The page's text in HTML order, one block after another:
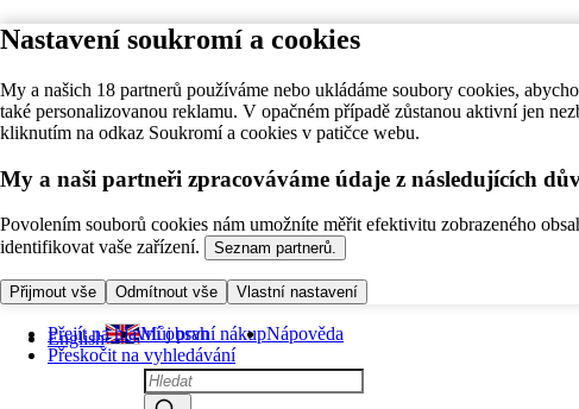
Nastavení soukromí a cookies
My a našich 18 partnerů používáme nebo ukládáme soubory cookies,
také personalizovanou reklamu. V opačném případě zůstanou aktivní jen
kliknutím na odkaz Soukromí a cookies v patičce webu.
My a naši partneři zpracováváme údaje z následujících
Povolením souborů cookies nám umožníte měřit efektivitu zobrazeného
identifikovat vaše zařízení.
Seznam partnerů.
Přijmout vše Odmítnout vše Vlastní nastavení
Přejít na hlavní obsah
Přeskočit na vyhledávání
English Můj první nákupNápověda